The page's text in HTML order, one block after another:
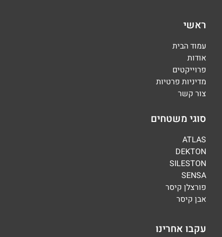
ראשי
עמוד הבית
אודות
פרוייקטים
מדיניות פרטיות
צור קשר
סוגי משטחים
ATLAS
DEKTON
SILESTON
SENSA
פורצלן קיסר
אבן קיסר
עקבו אחרינו